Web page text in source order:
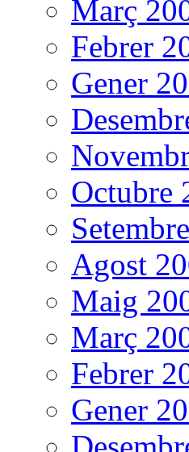
Març
Febrer
Gener
Octubre
Agost
Maig
Març
Febrer
Gener